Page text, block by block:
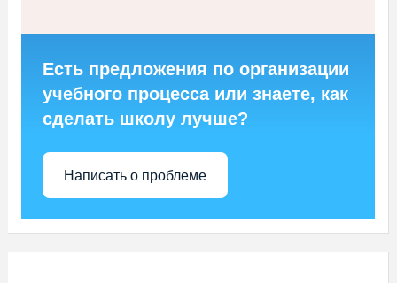
Есть предложения по организации
учебного процесса или знаете, как
сделать школу лучше?
Написать о проблеме